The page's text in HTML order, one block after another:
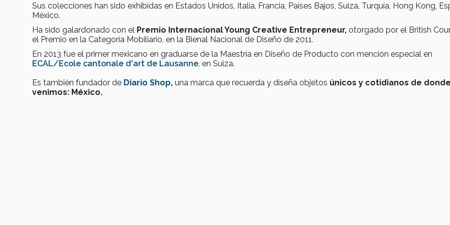
Sus colecciones han sido exhibidas en Estados Unidos, Italia, Francia, Países Bajos, Suiza, Turquía, Hong Kong,
México.
Ha sido galardonado con el Premio Internacional Young Creative Entrepreneur, otorgado por el British
el Premio en la Categoría Mobiliario, en la Bienal Nacional de Diseño de 2011.
En 2013 fue el primer mexicano en graduarse de la Maestría en Diseño de Producto con mención especial en
ECAL/Ecole cantonale d'art de Lausanne , en Suiza.
Es también fundador de Diario Shop, una marca que recuerda y diseña objetos únicos y cotidianos de donde
venimos: México.